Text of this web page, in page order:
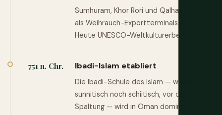
Sumhuram, Khor Rori und Qalhat blühen
als Weihrauch-Exportterminals auf.
Heute UNESCO-Weltkulturerbe.
751 n. Chr. Ibadi-Islam etabliert
Die Ibadi-Schule des Islam — weder
sunnitisch noch schiitisch, vor der
Spaltung — wird in Oman dominant und